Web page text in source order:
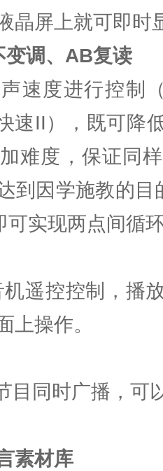
晶屏上就可即时
变调、AB复读
速度进行控制
速II），既可降
难度，保证同
到因学施教的
可实现两点间循
遥控控制，播
上操作。
目同时广播，可
素材库